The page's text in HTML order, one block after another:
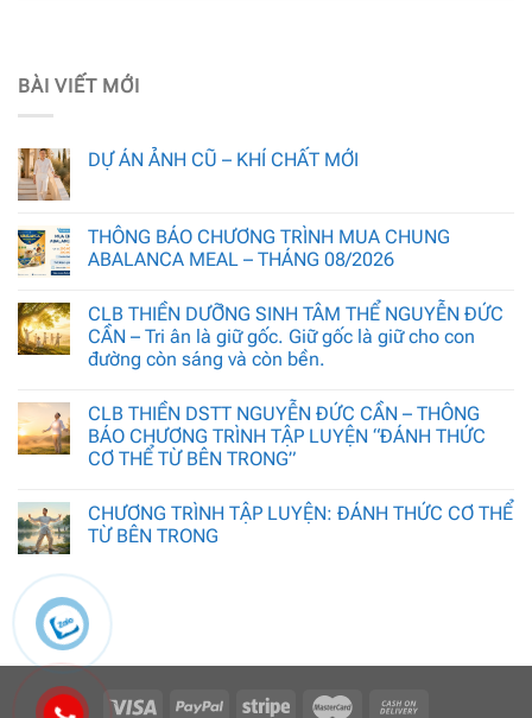
BÀI VIẾT MỚI
DỰ ÁN ẢNH CŨ – KHÍ CHẤT MỚI
THÔNG BÁO CHƯƠNG TRÌNH MUA CHUNG
ABALANCA MEAL – THÁNG 08/2026
CLB THIỀN DƯỠNG SINH TÂM THỂ NGUYỄN ĐỨC
CẦN – Tri ân là giữ gốc. Giữ gốc là giữ cho con
đường còn sáng và còn bền.
CLB THIỀN DSTT NGUYỄN ĐỨC CẦN – THÔNG
BÁO CHƯƠNG TRÌNH TẬP LUYỆN “ĐÁNH THỨC
CƠ THỂ TỪ BÊN TRONG”
CHƯƠNG TRÌNH TẬP LUYỆN: ĐÁNH THỨC CƠ THỂ
TỪ BÊN TRONG